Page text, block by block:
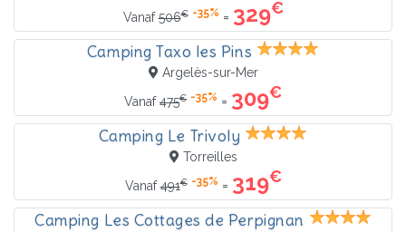
Vanaf506€ -35% = 329€
Camping Taxo les Pins
Argelès-sur-Mer
Vanaf475€ -35% = 309€
Camping Le Trivoly
Torreilles
Vanaf491€ -35% = 319€
Camping Les Cottages de Perpignan